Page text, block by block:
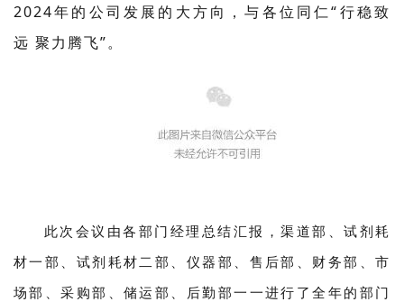
2024年的公司发展的大方向，与各位同仁“行稳致
远 聚力腾飞”。
此次会议由各部门经理 总结汇报 ，渠道部、试剂耗
材一部、试剂耗材二部、仪器部、售后部、财务部、市
场部、采购部、储运部、后勤部一一进行了全年的部门